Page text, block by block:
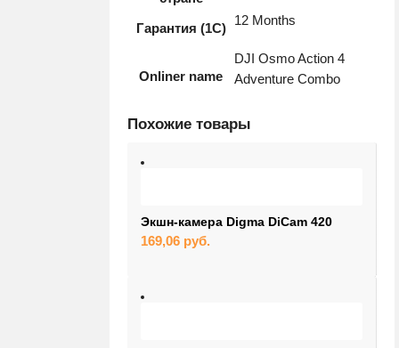
Гарантия (1С)
12 Months
Onliner name
DJI Osmo Action 4
Adventure Combo
Похожие товары
Экшн-камера Digma DiCam 420
169,06 руб.